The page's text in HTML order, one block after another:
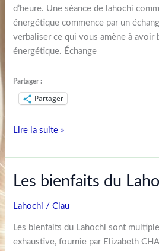
d’heure. Une séance de lahochi
énergétique commence par un
verbaliser ce qui vous amène à avoir
énergétique. Échange
Partager :
Partager
Lire la suite »
Les bienfaits du
Lahochi /Clau
Les bienfaits du Lahochi sont
exhaustive, fournie par Elizabeth
Les
du